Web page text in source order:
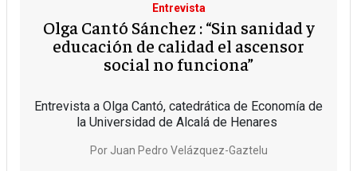
Entrevista
Olga Cantó Sánchez : “Sin sanidad y
educación de calidad el ascensor
social no funciona”
Entrevista a Olga Cantó, catedrática de Economía de
la Universidad de Alcalá de Henares
Por Juan Pedro Velázquez-Gaztelu